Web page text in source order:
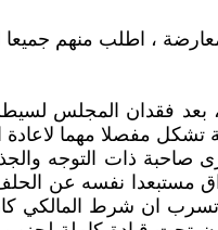
، بعد فقدان المجلس
تشكل مفصلا مهما
صاحبة ذات التوجه
مستبعدا نفسه عن
تسرب ان شرط المالكي